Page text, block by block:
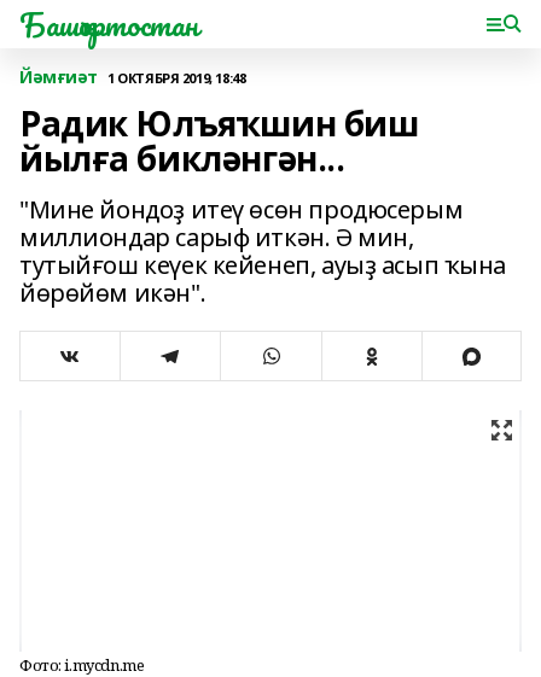
Башҡортостан
Йәмғиәт 1 ОКТЯБРЯ 2019, 18:48
Радик Юлъяҡшин биш
йылға бикләнгән...
"Мине йондоҙ итеү өсөн продюсерым
миллиондар сарыф иткән. Ә мин,
тутыйғош кеүек кейенеп, ауыҙ асып ҡына
йөрөйөм икән".
Фото: i.mycdn.me